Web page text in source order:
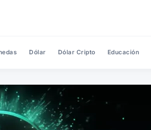
Dólar Dólar Cripto Educación